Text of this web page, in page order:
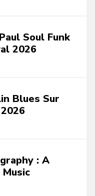
Soul Funk
2026
Blues Sur
: A